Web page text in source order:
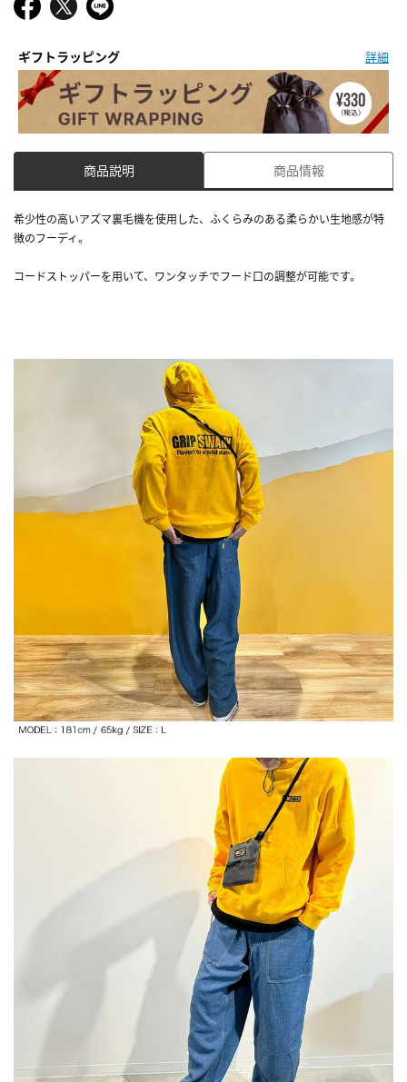
ギフトラッピング 詳細
商品説明 商品情報
希少性の高いアズマ裏毛機を使用した、ふくらみのある柔らかい生地感が特
徴のフーディ。
コードストッパーを用いて、ワンタッチでフード口の調整が可能です。